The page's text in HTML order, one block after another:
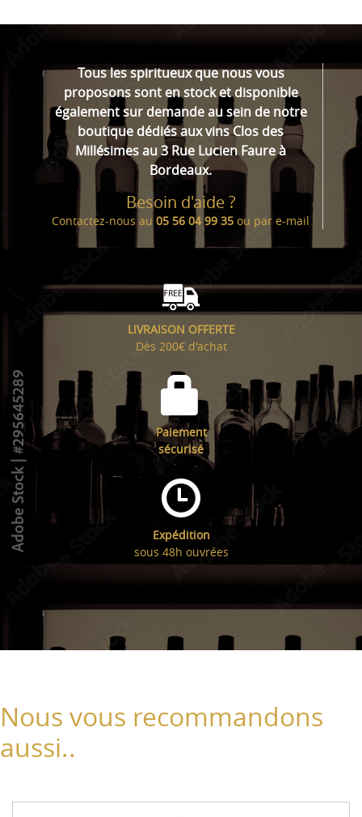
Tous les spiritueux que nous vous
proposons sont en stock et disponible
également sur demande au sein de notre
boutique dédiés aux vins Clos des
Millésimes au 3 Rue Lucien Faure à
Bordeaux.
Besoin d'aide ?
Contactez-nous au 05 56 04 99 35 ou par e-mail
LIVRAISON OFFERTE
Dès 200€ d'achat
Paiement
sécurisé
Expédition
sous 48h ouvrées
Nous vous recommandons
aussi..